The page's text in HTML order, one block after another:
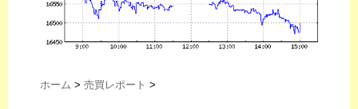
ホーム > 売買レポート >